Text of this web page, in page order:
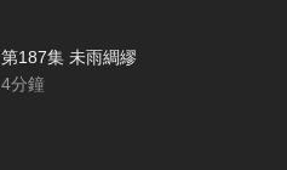
第187集 未雨綢繆
4分鐘